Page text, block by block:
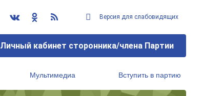
Версия для слабовидящих
Личный кабинет сторонника/члена Партии
Мультимедиа Вступить в партию